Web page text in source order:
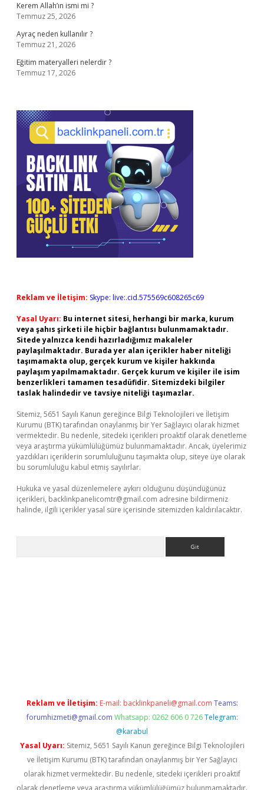
Kerem Allah’ın ismi mi ?
Temmuz 25, 2026
Ayraç neden kullanılır ?
Temmuz 21, 2026
Eğitim materyalleri nelerdir ?
Temmuz 17, 2026
Reklam ve İletişim: Skype: live:.cid.575569c608265c69
Yasal Uyarı: Bu internet sitesi, herhangi bir marka, kurum
veya şahıs şirketi ile hiçbir bağlantısı bulunmamaktadır.
Sitede yalnızca kendi hazırladığımız makaleler
paylaşılmaktadır. Burada yer alan içerikler haber niteliği
taşımamakta olup, gerçek kurum ve kişiler hakkında
paylaşım yapılmamaktadır. Gerçek kurum ve kişiler ile isim
benzerlikleri tamamen tesadüfidir. Sitemizdeki bilgiler
taslak halindedir ve tavsiye niteliği taşımazlar.
Sitemiz, 5651 Sayılı Kanun gereğince Bilgi Teknolojileri ve İletişim
Kurumu (BTK) tarafından onaylanmış bir Yer Sağlayıcı olarak hizmet
vermektedir. Bu nedenle, sitedeki içerikleri proaktif olarak denetleme
veya araştırma yükümlülüğümüz bulunmamaktadır. Ancak, üyelerimiz
yazdıkları içeriklerin sorumluluğunu taşımakta olup, siteye üye olarak
bu sorumluluğu kabul etmiş sayılırlar.
Hukuka ve yasal düzenlemelere aykırı olduğunu düşündüğünüz
içerikleri, backlinkpanelicomtr@gmail.com adresine bildirmeniz
halinde, ilgili içerikler yasal süre içerisinde sitemizden kaldırılacaktır.
Reklam ve İletişim: E-mail: backlinkpaneli@gmail.com Teams:
forumhizmeti@gmail.com Whatsapp: 0262 606 0 726 Telegram:
@karabul
Yasal Uyarı: Sitemiz, 5651 Sayılı Kanun gereğince Bilgi Teknolojileri
ve İletişim Kurumu (BTK) tarafından onaylanmış bir Yer Sağlayıcı
olarak hizmet vermektedir. Bu nedenle, sitedeki içerikleri proaktif
olarak denetleme veya araştırma yükümlülüğümüz bulunmamaktadır.